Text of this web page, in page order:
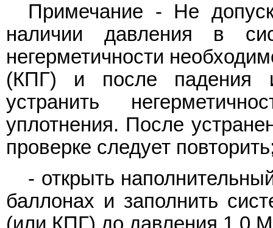
Примечание - Не
наличии давления в
негерметичности
(КПГ) и после падения
устранить
уплотнения. После
проверке следует
- открыть
баллонах и заполнить
(или КПГ) до давления 1,0